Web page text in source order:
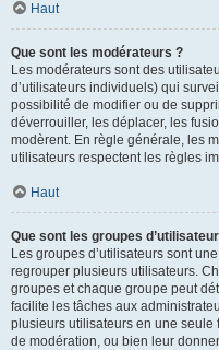
Haut
Que sont les modérateurs ?
Les modérateurs sont des
d’utilisateurs individuels) qui
possibilité de modifier ou de
déverrouiller, les déplacer, les
modèrent. En règle générale, les
utilisateurs respectent les règles
Haut
Que sont les groupes
Les groupes d’utilisateurs sont
regrouper plusieurs utilisateurs.
groupes et chaque groupe peut
facilite les tâches aux
plusieurs utilisateurs en une
de modération, ou bien leur